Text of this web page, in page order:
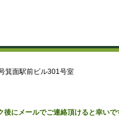
箕面駅前ビル301号室
にメールでご連絡頂けると幸いで